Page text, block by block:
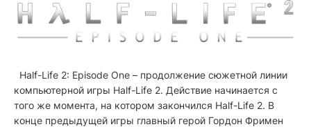
Half-Life 2: Episode One – продолжение сюжетной линии
компьютерной игры Half-Life 2. Действие начинается с
того же момента, на котором закончился Half-Life 2. В
конце предыдущей игры главный герой Гордон Фримен